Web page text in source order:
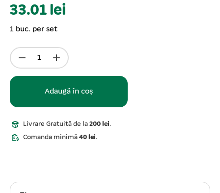
33.01 lei
1 buc. per set
Adaugă în coș
Livrare Gratuită de la 200 lei.
Comanda minimă 40 lei.